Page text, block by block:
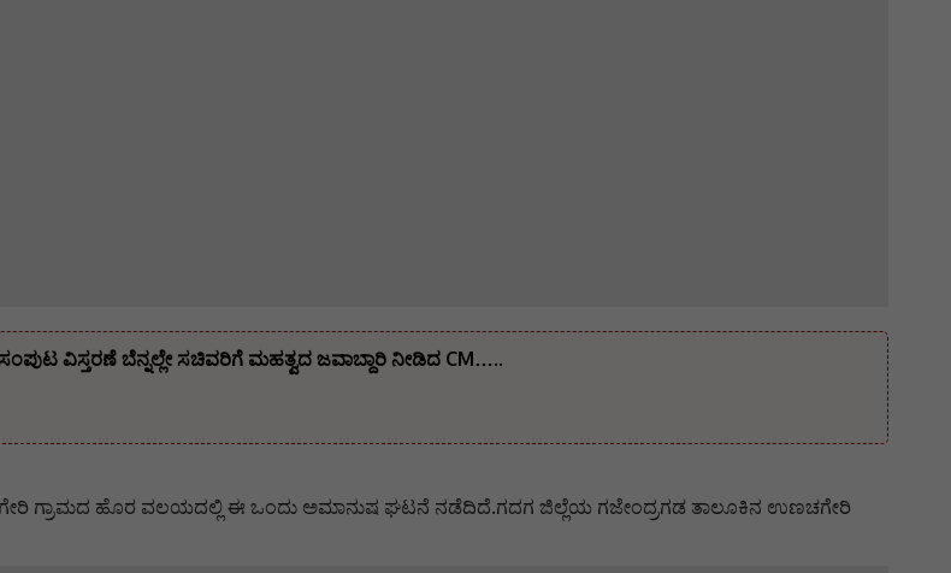
ವಿಸ್ತರಣೆ ಬೆನ್ನಲ್ಲೇ ಸಚಿವರಿಗೆ ಮಹತ್ವದ ಜವಾಬ್ದಾರಿ ನೀಡಿದ CM…..
ಗ್ರಾಮದ ಹೊರ ವಲಯದಲ್ಲಿ ಈ ಒಂದು ಅಮಾನುಷ ಘಟನೆ ನಡೆದಿದೆ.ಗದಗ ಜಿಲ್ಲೆಯ ಗಜೇಂದ್ರಗಡ ತಾಲೂಕಿನ ಉಣಚಗೇರಿ